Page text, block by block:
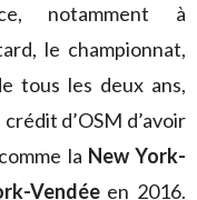
notamment à
le championnat,
tous les deux ans,
d’OSM d’avoir
comme la New York-
Vendéeen 2016.